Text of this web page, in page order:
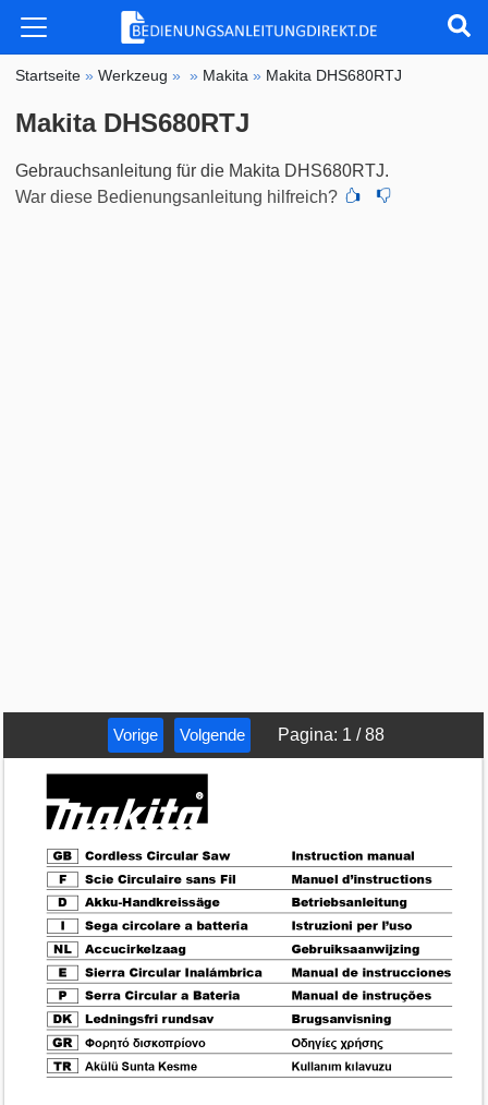
Startseite »Werkzeug » » Makita » Makita DHS680RTJ
Makita DHS680RTJ
Gebrauchsanleitung für die Makita DHS680RTJ.
War diese Bedienungsanleitung hilfreich?
Vorige Volgende Pagina: 1 /88